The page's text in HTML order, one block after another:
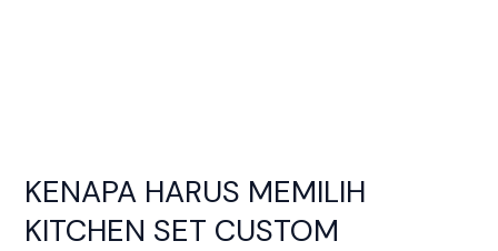
KENAPA HARUS MEMILIH
KITCHEN SET CUSTOM